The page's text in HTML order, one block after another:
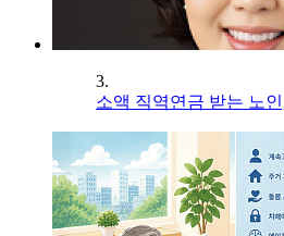
3.
소액 직역연금 받는 노